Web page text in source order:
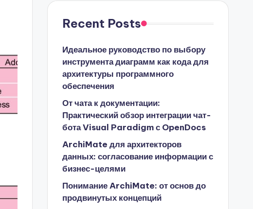
Recent Posts
Идеальное руководство по выбору
инструмента диаграмм как кода для
архитектуры программного
обеспечения
От чата к документации:
Практический обзор интеграции чат-
бота Visual Paradigm с OpenDocs
ArchiMate для архитекторов
данных: согласование информации с
бизнес-целями
Понимание ArchiMate: от основ до
продвинутых концепций